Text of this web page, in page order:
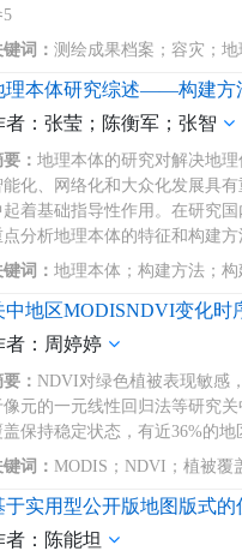
5
词： 测绘成果档案；容灾；
理本体研究综述——构建方
者：张莹；陈衡军；张智
： 地理本体的研究对解决地
能化、网络化和大众化发展具
起着基础指导性作用。在研究
点分析地理本体的特征和构建方
词： 地理本体；构建方法；
中地区MODISNDVI变化时
者：周婷婷
： NDVI对绿色植被表现敏感
像元的一元线性回归法等研究
盖保持稳定状态，有近36%的
词： MODIS；NDVI；植被覆
于实用型公开版地图版式的
者：陈能坦